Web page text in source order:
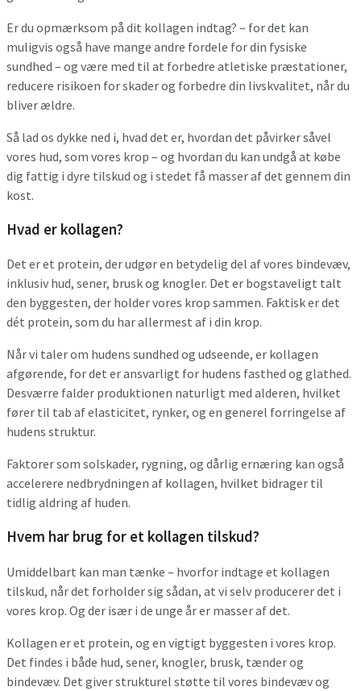
Er du opmærksom på dit kollagen indtag? – for det kan
muligvis også have mange andre fordele for din fysiske
sundhed – og være med til at forbedre atletiske præstationer,
reducere risikoen for skader og forbedre din livskvalitet, når du
bliver ældre.
Så lad os dykke ned i, hvad det er, hvordan det påvirker såvel
vores hud, som vores krop – og hvordan du kan undgå at købe
dig fattig i dyre tilskud og i stedet få masser af det gennem din
kost.
Hvad er kollagen?
Det er et protein, der udgør en betydelig del af vores bindevæv,
inklusiv hud, sener, brusk og knogler. Det er bogstaveligt talt
den byggesten, der holder vores krop sammen. Faktisk er det
dét protein, som du har allermest af i din krop.
Når vi taler om hudens sundhed og udseende, er kollagen
afgørende, for det er ansvarligt for hudens fasthed og glathed.
Desværre falder produktionen naturligt med alderen, hvilket
fører til tab af elasticitet, rynker, og en generel forringelse af
hudens struktur.
Faktorer som solskader, rygning, og dårlig ernæring kan også
accelerere nedbrydningen af kollagen, hvilket bidrager til
tidlig aldring af huden.
Hvem har brug for et kollagen tilskud?
Umiddelbart kan man tænke – hvorfor indtage et kollagen
tilskud, når det forholder sig sådan, at vi selv producerer det i
vores krop. Og der især i de unge år er masser af det.
Kollagen er et protein, og en vigtigt byggesten i vores krop.
Det findes i både hud, sener, knogler, brusk, tænder og
bindevæv. Det giver strukturel støtte til vores bindevæv og